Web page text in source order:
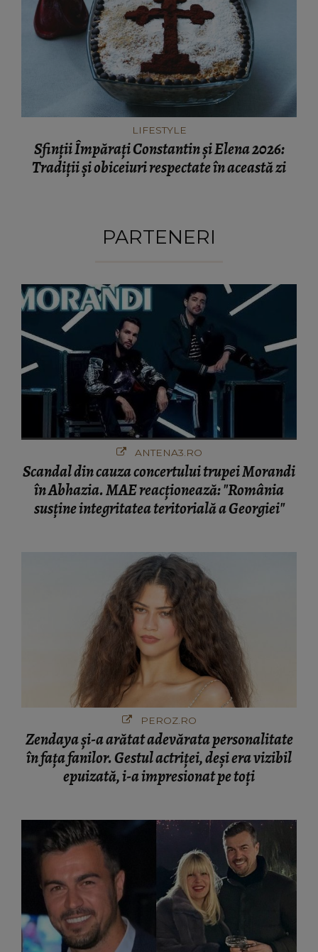
LIFESTYLE
Sfinții Împărați Constantin și Elena 2026:
Tradiții și obiceiuri respectate în această zi
PARTENERI
ANTENA3.RO
Scandal din cauza concertului trupei Morandi
în Abhazia. MAE reacționează: "România
susține integritatea teritorială a Georgiei"
PEROZ.RO
Zendaya și-a arătat adevărata personalitate
în fața fanilor. Gestul actriței, deși era vizibil
epuizată, i-a impresionat pe toți